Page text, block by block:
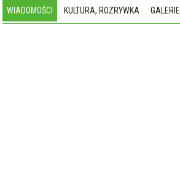
WIADOMOŚCI KULTURA, ROZRYWKA GALERIE